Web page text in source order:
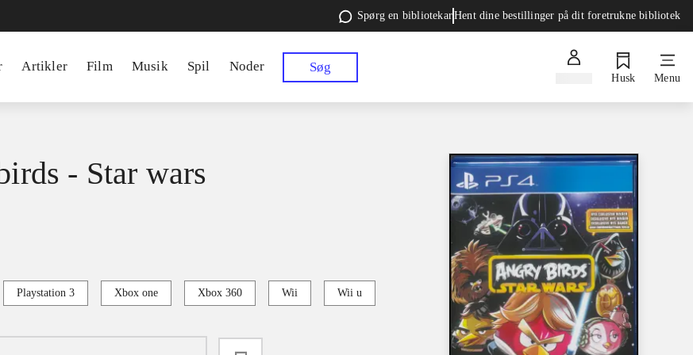
Spørg en bibliotekarHent dine bestillinger på dit foretrukne bibliotek
Artikler Film Musik Spil Noder Søg
Husk Menu
- Star wars
Playstation 3 Xbox one Xbox 360 Wii Wii u